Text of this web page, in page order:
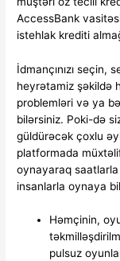
AccessBank
istehlak krediti
İdmançınızı seçin,
heyrətamiz şəkildə
problemləri və ya
bilərsiniz. Poki-də
güldürəcək çoxlu
platformada
oynayaraq
insanlarla oynaya
Həmçinin,
pulsuz